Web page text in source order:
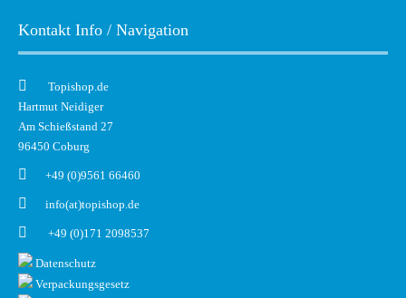
Kontakt Info / Navigation
Topishop.de
Hartmut Neidiger
Am Schießstand 27
96450 Coburg
+49 (0)9561 66460
info(at)topishop.de
+49 (0)171 2098537
Datenschutz
Verpackungsgesetz